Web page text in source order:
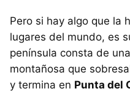
Pero si hay algo que la
lugares del mundo, es
península consta de
montañosa que
y termina en Punta del